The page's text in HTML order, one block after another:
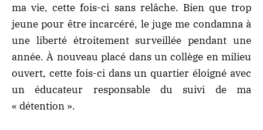
ma vie, cette fois-ci sans relâche. Bien que trop
jeune pour être incarcéré, le juge me condamna à
une liberté étroitement surveillée pendant une
année. À nouveau placé dans un collège en milieu
ouvert, cette fois-ci dans un quartier éloigné avec
un éducateur responsable du suivi de ma
« détention ».